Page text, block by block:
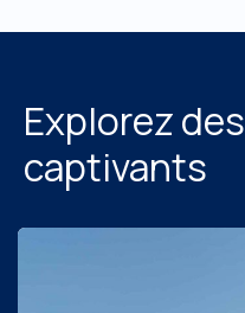
Explorez des
captivants